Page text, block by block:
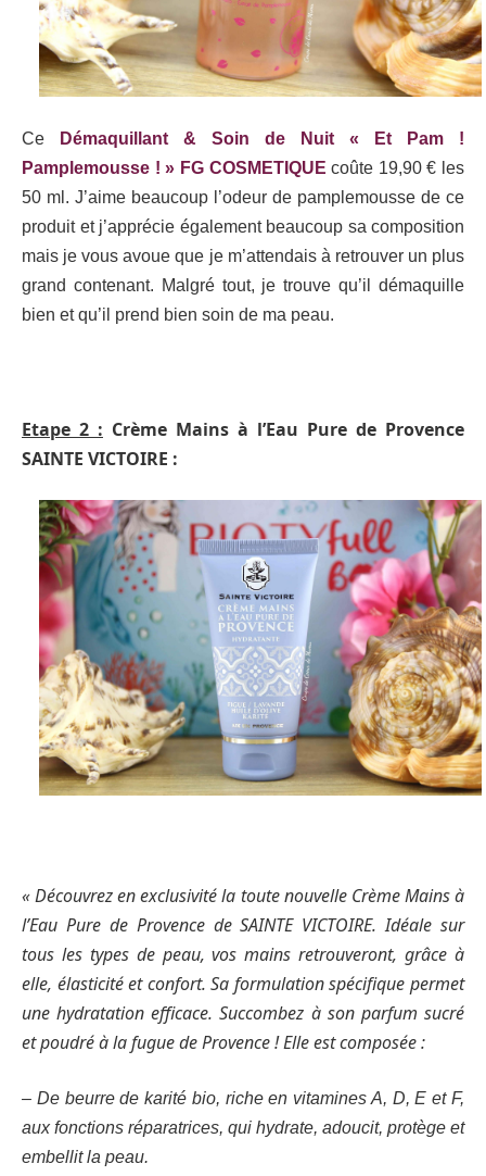
Ce
Démaquillant & Soin de Nuit « Et Pam !
Pamplemousse ! » FG COSMETIQUE coûte 19,90 € les
50 ml. J’aime beaucoup l’odeur de pamplemousse de ce
produit et j’apprécie également beaucoup sa composition
mais je vous avoue que je m’attendais à retrouver un plus
grand contenant. Malgré tout, je trouve qu’il démaquille
bien et qu’il prend bien soin de ma peau.
Etape 2 : Crème Mains à l’Eau Pure de Provence
SAINTE VICTOIRE :
« Découvrez en exclusivité la toute nouvelle Crème Mains à
l’Eau Pure de Provence de SAINTE VICTOIRE. Idéale sur
tous les types de peau, vos mains retrouveront, grâce à
elle, élasticité et confort. Sa formulation spécifique permet
une hydratation efficace. Succombez à son parfum sucré
et poudré à la fugue de Provence ! Elle est composée :
– De beurre de karité bio, riche en vitamines A, D, E et F,
aux fonctions réparatrices, qui hydrate, adoucit, protège et
embellit la peau.